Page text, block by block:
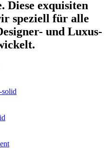
Diese exquisiten
speziell für alle
und Luxus-